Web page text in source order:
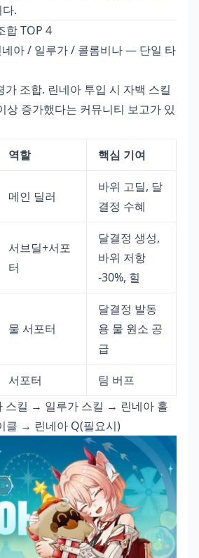
.
합 TOP 4
네아 / 일루가 / 콜롬비나 — 단일 타
가 조합. 린네아 투입 시 자백 스킬
상 증가했다는 커뮤니티 보고가 있
역할 핵심 기여
메인 딜러
바위 고딜, 달
결정 수혜
서브딜+서포
터
달결정 생성,
바위 저항
-30%, 힐
물 서포터
달결정 발동
용 물 원소 공
급
서포터
팀 버프
스킬 → 일루가 스킬 → 린네아 홀
클 → 린네아 Q(필요시)